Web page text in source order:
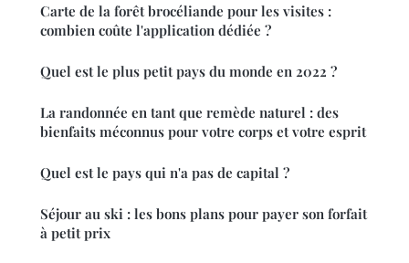
Carte de la forêt brocéliande pour les visites :
combien coûte l'application dédiée ?
Quel est le plus petit pays du monde en 2022 ?
La randonnée en tant que remède naturel : des
bienfaits méconnus pour votre corps et votre esprit
Quel est le pays qui n'a pas de capital ?
Séjour au ski : les bons plans pour payer son forfait
à petit prix